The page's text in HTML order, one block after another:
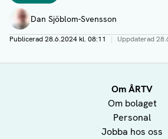
Författare
Dan Sjöblom-Svensson
Visa profil
Publicerad28.6.2024 kl. 08:11 | Uppdaterad
Om ÅRTV
Om bolaget
Personal
Jobba hos oss